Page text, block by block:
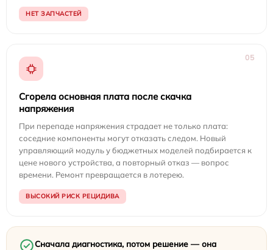
НЕТ ЗАПЧАСТЕЙ
05
Сгорела основная плата после скачка
напряжения
При перепаде напряжения страдает не только плата:
соседние компоненты могут отказать следом. Новый
управляющий модуль у бюджетных моделей подбирается к
цене нового устройства, а повторный отказ — вопрос
времени. Ремонт превращается в лотерею.
ВЫСОКИЙ РИСК РЕЦИДИВА
Сначала диагностика, потом решение — она